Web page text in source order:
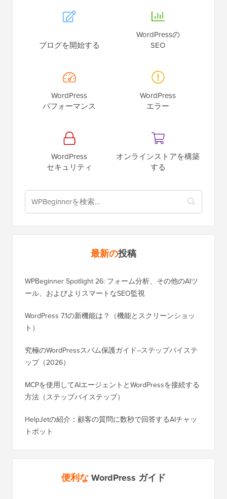
ブログを開始する
WordPressの
SEO
WordPress
パフォーマンス
WordPress
エラー
WordPress
セキュリティ
オンラインストアを構築
する
最新の投稿
WPBeginner Spotlight 26: フォーム分析、その他のAIツ
ール、およびよりスマートなSEO監視
WordPress 7.1の新機能は？（機能とスクリーンショッ
ト）
究極のWordPressスパム保護ガイド–ステップバイステ
ップ（2026）
MCPを使用してAIエージェントとWordPressを接続する
方法（ステップバイステップ）
HelpJetの紹介：顧客の質問に数秒で回答するAIチャッ
トボット
便利なWordPress ガイド